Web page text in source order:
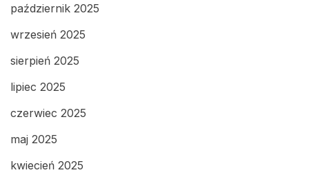
październik 2025
wrzesień 2025
sierpień 2025
lipiec 2025
czerwiec 2025
maj 2025
kwiecień 2025